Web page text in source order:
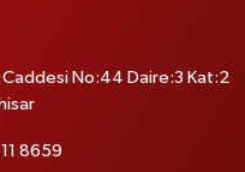
Caddesi No:44 Daire:3 Kat:2
8659